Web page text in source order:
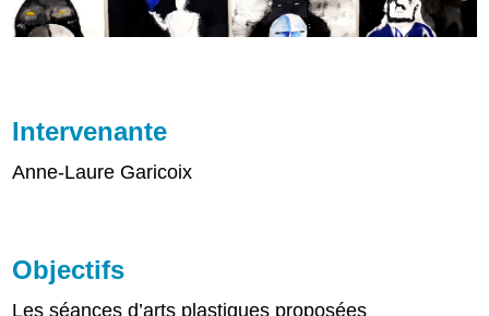
Intervenante
Anne-Laure Garicoix
Objectifs
Les séances d’arts plastiques proposées